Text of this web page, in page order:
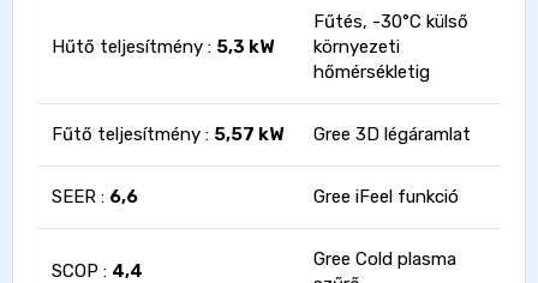
Hűtő teljesítmény : 5,3 kW
Fűtés, -30°C külső
környezeti
hőmérsékletig
Fűtő teljesítmény : 5,57 kW Gree 3D légáramlat
SEER : 6,6 Gree iFeel funkció
SCOP : 4,4
Gree Cold plasma